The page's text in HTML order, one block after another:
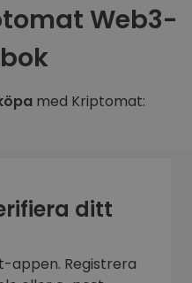
Web3-
med Kriptomat:
ditt
appen. Registrera